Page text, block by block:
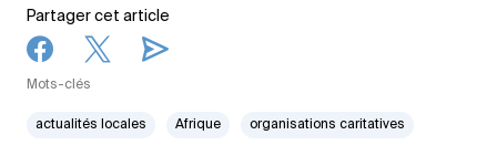
Partager cet article
Mots-clés
actualités locales Afrique organisations caritatives